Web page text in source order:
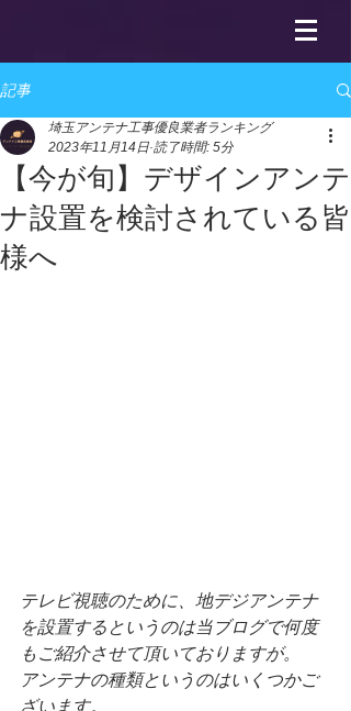
記事
【今が旬】デザインアンテ
ナ設置を検討されている皆
様へ
埼玉アンテナ工事優良業者ランキング
2023年11月14日 読了時間: 5分
テレビ視聴のために、地デジアンテナ
を設置するというのは当ブログで何度
もご紹介させて頂いておりますが。
アンテナの種類というのはいくつかご
ざいます。